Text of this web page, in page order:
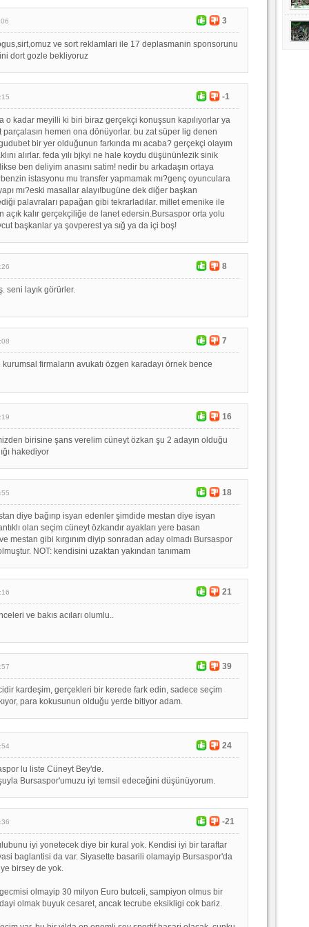
3
ve sort reklamlari ile 17 deplasmanin sponsorunu
dort gozle bekliyoruz
-1
o kadar meyilli ki biri biraz gerçekçi konuşsun kapılıyorlar ya
hemen ona dönüyorlar. bu zat süper lig denen
bir yer olduğunun farkında mı acaba? gerçekçi olayım
alırlar. feda yılı bjkyi ne hale koydu düşünün!ezik sinik
ben deliyim anasını satim! nedir bu arkadaşın ortaya
istasyonu mu transfer yapmamak mı?genç oyunculara
mı?eski masallar alayı!bugüne dek diğer başkan
palavraları papağan gibi tekrarladılar. millet emenike ile
açık kalır gerçekçiliğe de lanet edersin.Bursaspor orta yolu
başkanlar ya şovperest ya sığ ya da içi boş!
8
seni layık görürler.
7
firmaların avukatı özgen karadayı örnek bence
16
birisine şans verelim cüneyt özkan şu 2 adayın olduğu
hakediyor
18
diye bağırıp isyan edenler şimdide mestan diye isyan
olan seçim cüneyt özkandır ayakları yere basan
mestan gibi kırgınım diyip sonradan aday olmadı Bursaspor
NOT: kendisini uzaktan yakından tanımam
21
ve bakıs acıları olumlu..
39
kardeşim, gerçekleri bir kerede fark edin, sadece seçim
para kokusunun olduğu yerde bitiyor adam.
24
lu liste Cüneyt Bey'de.
Bursaspor'umuzu iyi temsil edeceğini düşünüyorum.
-21
iyi yonetecek diye bir kural yok. Kendisi iyi bir taraftar
baglantisi da var. Siyasette basarili olamayip Bursaspor'da
birsey de yok.
olmayip 30 milyon Euro butceli, sampiyon olmus bir
olmak buyuk cesaret, ancak tecrube eksikligi cok bariz.